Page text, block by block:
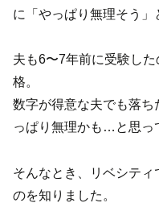
に「やっぱり無理そう」
夫も6〜7年前に受験し
格。
数字が得意な夫でも落
っぱり無理かも…と思っ
そんなとき、リベシテ
のを知りました。